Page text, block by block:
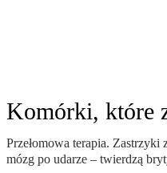
Komórki, które
Przełomowa terapia.
mózg po udarze – twierdzą